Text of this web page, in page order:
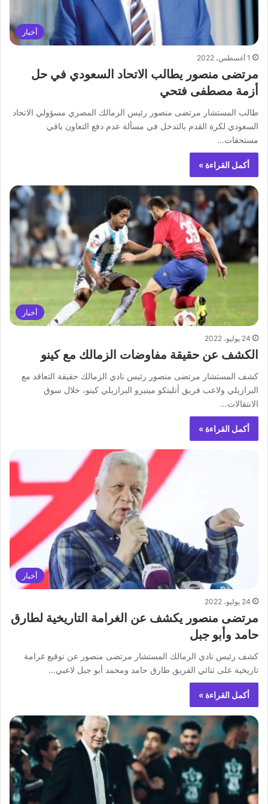
أخبار
1 أغسطس، 2022
مرتضى منصور يطالب الاتحاد السعودي في حل
أزمة مصطفى فتحي
طالب المستشار ‏مرتضى منصور رئيس الزمالك المصري مسؤولي الاتحاد
السعودي لكرة القدم بالتدخل في مسألة عدم دفع التعاون باقي
مستحقات…
أكمل القراءة »
أخبار
24 يوليو، 2022
الكشف عن حقيقة مفاوضات الزمالك مع كينو
كشف المستشار مرتضى منصور رئيس نادي الزمالك حقيقة التعاقد مع
البرازيلي ولاعب فريق أتليتكو مينيرو البرازيلي كينو، خلال سوق
الانتقالات…
أكمل القراءة »
أخبار
24 يوليو، 2022
مرتضى منصور يكشف عن الغرامة التاريخية لطارق
حامد وأبو جبل
كشف رئيس نادي الزمالك المستشار مرتضى منصور عن توقيع غرامة
تاريخية على ثنائي الفريق طارق حامد ومحمد أبو جبل لاعبي…
أكمل القراءة »